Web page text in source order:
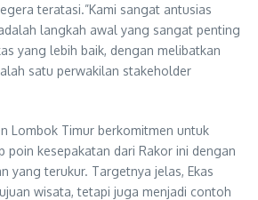
teratasi.”Kami sangat antusias
langkah awal yang sangat penting
yang lebih baik, dengan melibatkan
satu perwakilan stakeholder
Lombok Timur berkomitmen untuk
poin kesepakatan dari Rakor ini dengan
yang terukur. Targetnya jelas, Ekas
wisata, tetapi juga menjadi contoh